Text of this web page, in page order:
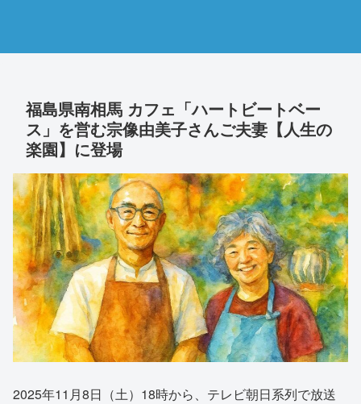
福島県南相馬 カフェ「ハートビートベー
ス」を営む宗像由美子さんご夫妻【人生の
楽園】に登場
2025年11月8日（土）18時から、テレビ朝日系列で放送